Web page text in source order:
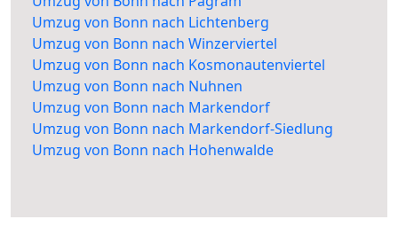
Umzug von Bonn nach Lichtenberg
Umzug von Bonn nach Winzerviertel
Umzug von Bonn nach Kosmonautenviertel
Umzug von Bonn nach Nuhnen
Umzug von Bonn nach Markendorf
Umzug von Bonn nach Markendorf-Siedlung
Umzug von Bonn nach Hohenwalde